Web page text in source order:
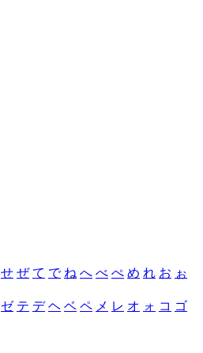
せ ぜ て で ね へ べ ぺ め れ お ぉ
ゼ テ デ ヘ ベ ペ メ レ オ ォ コ ゴ